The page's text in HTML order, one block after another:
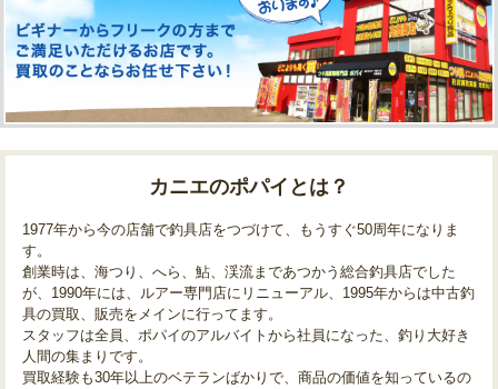
カニエのポパイとは？
1977年から今の店舗で釣具店をつづけて、もうすぐ50周年になりま
す。
創業時は、海つり、へら、鮎、渓流まであつかう総合釣具店でした
が、1990年には、ルアー専門店にリニューアル、1995年からは中古釣
具の買取、販売をメインに行ってます。
スタッフは全員、ポパイのアルバイトから社員になった、釣り大好き
人間の集まりです。
買取経験も30年以上のベテランばかりで、商品の価値を知っているの